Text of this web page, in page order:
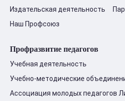
Издательская деятельность
Наш Профсоюз
Профразвитие педагогов
Учебная деятельность
Учебно-методические
Ассоциация молодых педагогов